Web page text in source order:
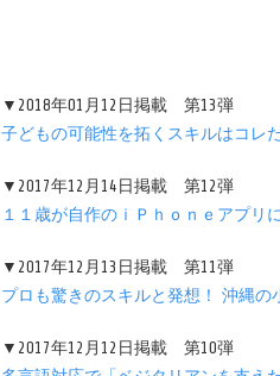
▼2018年01月12日掲載 第13弾
子どもの可能性を拓くスキルはコレ
▼2017年12月14日掲載 第12弾
１１歳が自作のｉＰｈｏｎｅアプリ
▼2017年12月13日掲載 第11弾
プロも驚きのスキルと発想！ 沖縄の
▼2017年12月12日掲載 第10弾